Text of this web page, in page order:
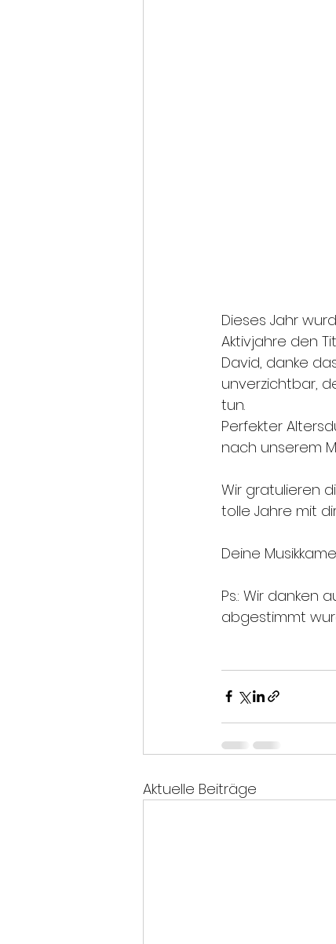
Dieses Jahr
Aktivjahre den
David, danke
unverzichtbar,
tun.
Perfekter
nach unserem
Wir gratulieren
tolle Jahre mit
Deine
Ps.: Wir danken
abgestimmt
Aktuelle Beiträge